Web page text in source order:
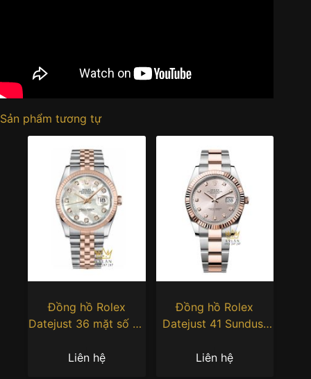
Sản phẩm tương tự
Đồng hồ Rolex
Datejust 36 mặt số xà
Liên hệ
Đồng hồ Rolex
Datejust 41 Sundust
126331-0007
Liên hệ